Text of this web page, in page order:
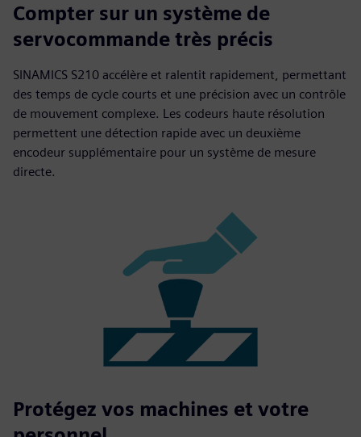
Compter sur un système de
servocommande très précis
SINAMICS S210 accélère et ralentit rapidement, permettant
des temps de cycle courts et une précision avec un contrôle
de mouvement complexe. Les codeurs haute résolution
permettent une détection rapide avec un deuxième
encodeur supplémentaire pour un système de mesure
directe.
Protégez vos machines et votre